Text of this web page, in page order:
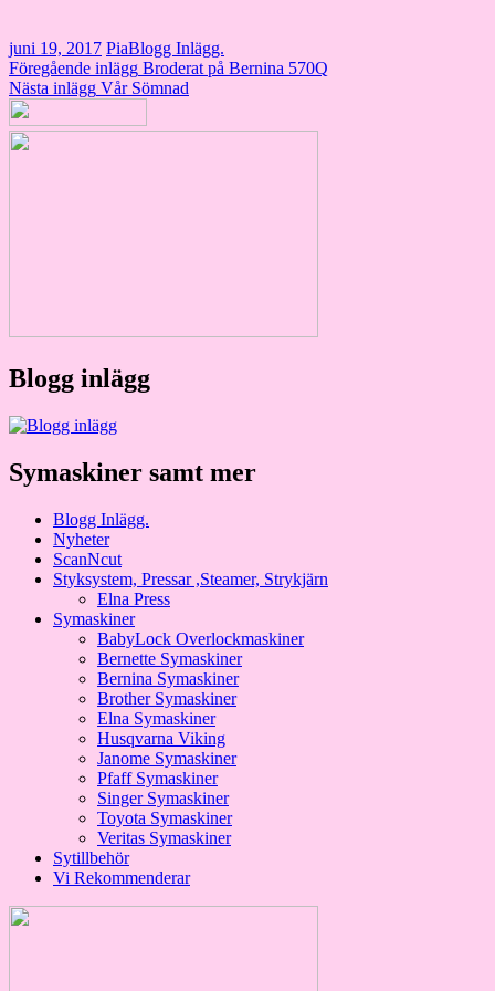
juni 19, 2017 PiaBlogg Inlägg.
Inläggsnavigering
Föregående inlägg Broderat på Bernina 570Q
Nästa inlägg Vår Sömnad
Blogg inlägg
Symaskiner samt mer
Blogg Inlägg.
Nyheter
ScanNcut
Styksystem, Pressar ,Steamer, Strykjärn
Elna Press
Symaskiner
BabyLock Overlockmaskiner
Bernette Symaskiner
Bernina Symaskiner
Brother Symaskiner
Elna Symaskiner
Husqvarna Viking
Janome Symaskiner
Pfaff Symaskiner
Singer Symaskiner
Toyota Symaskiner
Veritas Symaskiner
Sytillbehör
Vi Rekommenderar